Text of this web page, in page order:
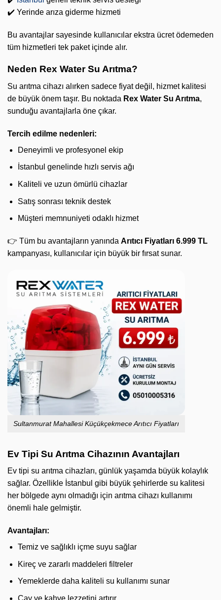
✔️ Yerinde arıza giderme hizmeti
Bu avantajlar sayesinde kullanıcılar ekstra ücret ödemeden
tüm hizmetleri tek paket içinde alır.
Neden Rex Water Su Arıtma?
Su arıtma cihazı alırken sadece fiyat değil, hizmet kalitesi
de büyük önem taşır. Bu noktada Rex Water Su Arıtma,
sunduğu avantajlarla öne çıkar.
Tercih edilme nedenleri:
Deneyimli ve profesyonel ekip
İstanbul genelinde hızlı servis ağı
Kaliteli ve uzun ömürlü cihazlar
Satış sonrası teknik destek
Müşteri memnuniyeti odaklı hizmet
👉 Tüm bu avantajların yanında Arıtıcı Fiyatları 6.999 TL
kampanyası, kullanıcılar için büyük bir fırsat sunar.
Sultanmurat Mahallesi Küçükçekmece Arıtıcı Fiyatları
Ev Tipi Su Arıtma Cihazının Avantajları
Ev tipi su arıtma cihazları, günlük yaşamda büyük kolaylık
sağlar. Özellikle İstanbul gibi büyük şehirlerde su kalitesi
her bölgede aynı olmadığı için arıtma cihazı kullanımı
önemli hale gelmiştir.
Avantajları:
Temiz ve sağlıklı içme suyu sağlar
Kireç ve zararlı maddeleri filtreler
Yemeklerde daha kaliteli su kullanımı sunar
Çay ve kahve lezzetini artırır